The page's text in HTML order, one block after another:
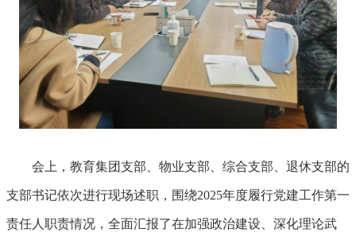
会上，教育集团支部、物业支部、综合支部、退休支部的
支部书记依次进行现场述职，围绕2025年度履行党建工作第一
责任人职责情况，全面汇报了在加强政治建设、深化理论武